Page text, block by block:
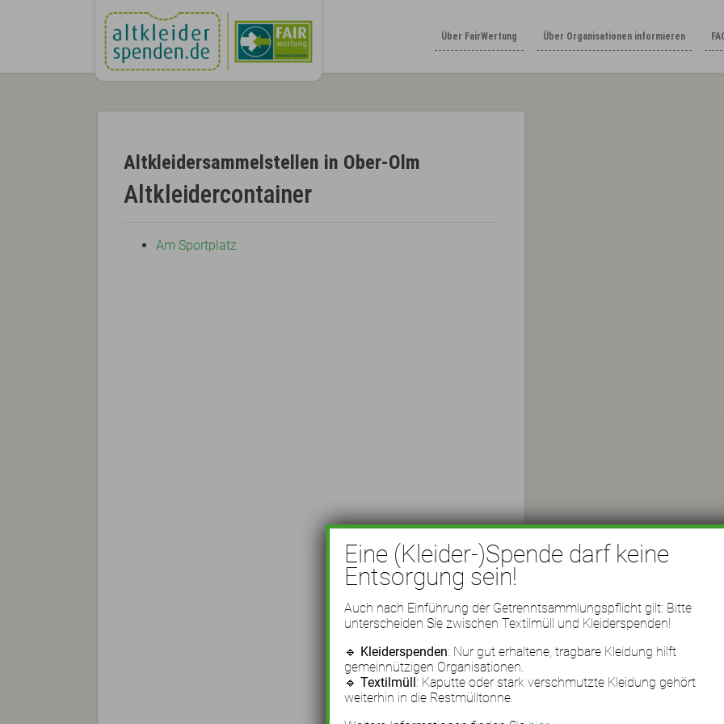
Über FairWertung Über Organisationen informieren
Altkleidersammelstellen in Ober-Olm
Altkleidercontainer
Am Sportplatz
Eine (Kleider-)Spende darf keine
Entsorgung sein!
Auch nach Einführung der Getrenntsammlungspflicht gilt: Bitte
unterscheiden Sie zwischen Textilmüll und Kleiderspenden!
🔹 Kleiderspenden: Nur gut erhaltene, tragbare Kleidung hilft
gemeinnützigen Organisationen.
🔹Textilmüll: Kaputte oder stark verschmutzte Kleidung gehört
weiterhin in die Restmülltonne.